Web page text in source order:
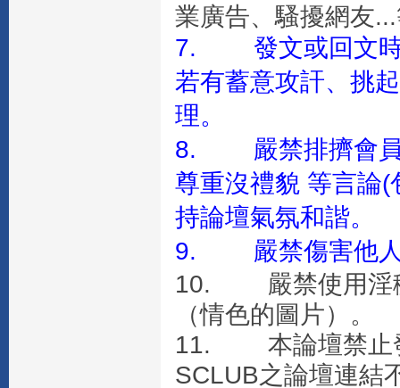
業廣告、騷擾網友
7. 發文或回文時
若有蓄意攻訐、挑
理。
8. 嚴禁排擠會員
尊重沒禮貌 等言論
持論壇氣氛和諧。
9. 嚴禁傷害他人
10. 嚴禁使用淫穢
（情色的圖片）。
11. 本論壇禁止發
SCLUB之論壇連結